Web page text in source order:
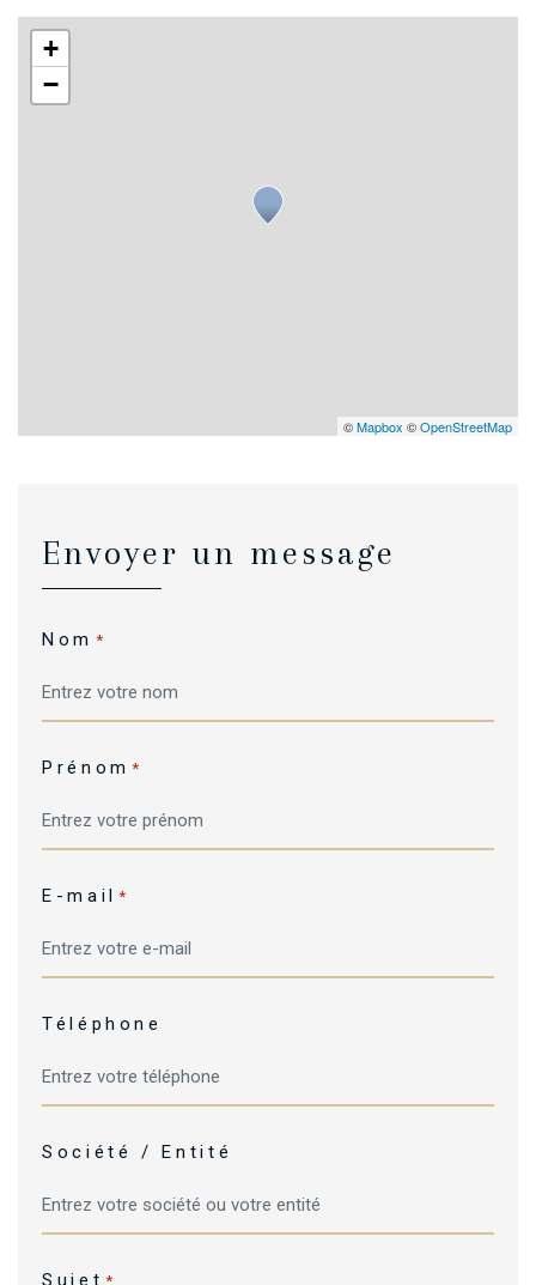
+
−
©Mapbox ©OpenStreetMap
Envoyer un message
Nom *
Prénom *
E-mail *
Téléphone
Société / Entité
Sujet *